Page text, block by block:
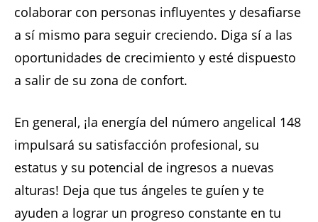
colaborar con personas influyentes y desafiarse
a sí mismo para seguir creciendo. Diga sí a las
oportunidades de crecimiento y esté dispuesto
a salir de su zona de confort.
En general, ¡la energía del número angelical 148
impulsará su satisfacción profesional, su
estatus y su potencial de ingresos a nuevas
alturas! Deja que tus ángeles te guíen y te
ayuden a lograr un progreso constante en tu